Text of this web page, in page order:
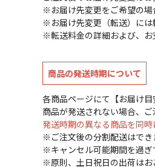
※お届け先変更をご希望の場
※お届け先変更（転送）には
※転送料金の詳細および、お
商品の発送時期について
各商品ページにて【お届け目
商品が発送されない場合、
発送時期の異なる商品を同
※ご注文後の分割配送はでき
※キャンセル可能期間を過ぎ
※原則、土日祝日の出荷はお